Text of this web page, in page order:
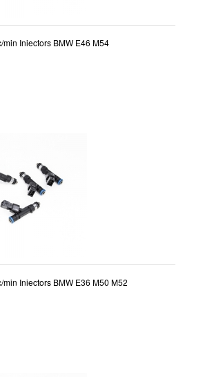
Injectors BMW E46 M54
Injectors BMW E36 M50 M52